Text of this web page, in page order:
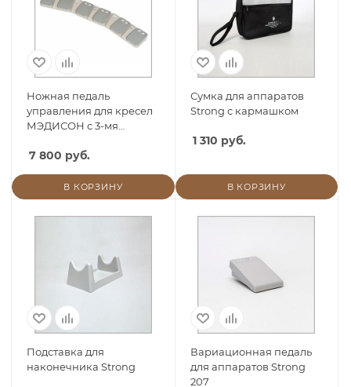
Ножная педаль
управления для кресел
МЭДИСОН с 3-мя
7 800 руб.
В КОРЗИНУ
Сумка для аппаратов
Strong с кармашком
1 310 руб.
В КОРЗИНУ
Подставка для
наконечника Strong
Вариационная педаль
для аппаратов Strong
207